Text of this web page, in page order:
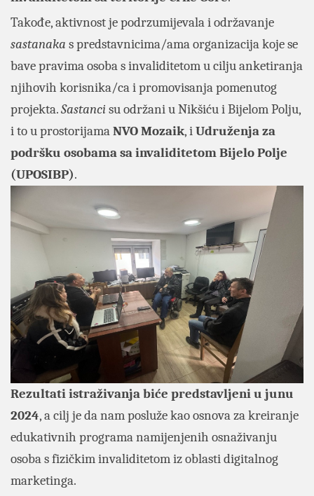
Takođe, aktivnost je podrzumijevala i održavanje
sastanaka s predstavnicima/ama organizacija koje se
bave pravima osoba s invaliditetom u cilju anketiranja
njihovih korisnika/ca i promovisanja pomenutog
projekta.Sastanci su održani u Nikšiću i Bijelom Polju,
i to u prostorijamaNVO Mozaik,iUdruženja za
podršku osobama sa invaliditetom Bijelo Polje
(UPOSIBP).
Rezultati istraživanja biće predstavljeni u junu
2024, a cilj je da nam posluže kao osnova za kreiranje
edukativnih programa namijenjenih osnaživanju
osoba s fizičkim invaliditetom iz oblasti digitalnog
marketinga.